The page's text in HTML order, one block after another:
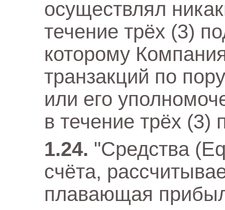
осуществлял
течение трёх (3)
которому
транзакций по
или его
в течение трёх (3)
"Средства
счёта,
плавающая